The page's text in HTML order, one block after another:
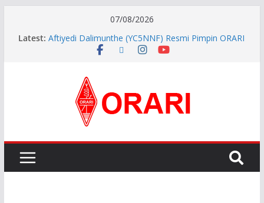
07/08/2026
Latest: Aftiyedi Dalimunthe (YC5NNF) Resmi Pimpin ORARI
Lokal Bengkalis 2026–2029, Dikukuhkan Langsung
Riau Beserta Jajaran Hadiri Muslok III Bengkalis
Pererat Silaturahmi, Pengurus Baru ORARI Riau
Audiensi dan Siap Bersinergi dengan Diskominfotik
INDONESIA AWARD 2026
Preparatory Group for WRC-27 )